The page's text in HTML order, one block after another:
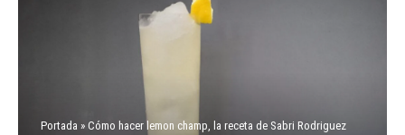
Portada » Cómo hacer lemon champ, la receta de Sabri Rodriguez